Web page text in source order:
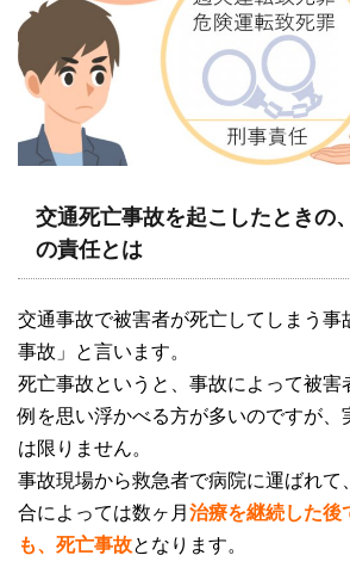
交通死亡事故を起こしたときの
の責任とは
交通事故で被害者が死亡してしまう事
事故」と言います。
死亡事故というと、事故によって被害
例を思い浮かべる方が多いのですが、
は限りません。
事故現場から救急者で病院に運ばれて
合によっては数ヶ月 治療を継続した後
も、死亡事故となります。